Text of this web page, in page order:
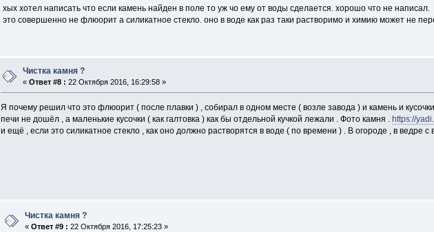
хых хотел написать что если камень найден в поле то уж чо ему от воды сделается. хорошо что не написал.
это совершенно не флюорит а силикатное стекло. оно в воде как раз таки растворимо и химию может не
Чистка камня ?
«Ответ #8 : 22 Октября 2016, 16:29:58 »
Я почему решил что это флюорит ( после плавки ) , собирал в одном месте ( возле завода ) и камень и
печи не дошёл , а маленькие кусочки ( как галтовка ) как бы отдельной кучкой лежали . Фото камня . https://
и ещё , если это силикатное стекло , как оно должно растворятся в воде ( по времени ) . В огороде , в ведре с
Чистка камня ?
«Ответ #9 : 22 Октября 2016, 17:25:23 »